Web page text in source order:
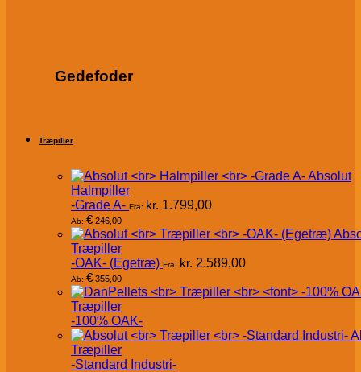
Gedefoder
Træpiller
Absolut
Halmpiller
-Grade A- Fra: kr. 1.799,00
Ab: € 246,00
Træpiller
-OAK- (Egetræ) Fra: kr. 2.589,00
Ab: € 355,00
Træpiller
-100% OAK-
Træpiller
-Standard Industri-